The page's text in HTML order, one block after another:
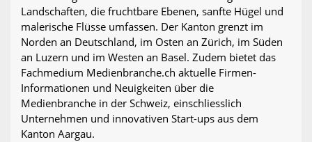
Landschaften, die fruchtbare Ebenen, sanfte Hügel und
malerische Flüsse umfassen. Der Kanton grenzt im
Norden an Deutschland, im Osten an Zürich, im Süden
an Luzern und im Westen an Basel. Zudem bietet das
Fachmedium Medienbranche.ch aktuelle Firmen-
Informationen und Neuigkeiten über die
Medienbranche in der Schweiz, einschliesslich
Unternehmen und innovativen Start-ups aus dem
Kanton Aargau.